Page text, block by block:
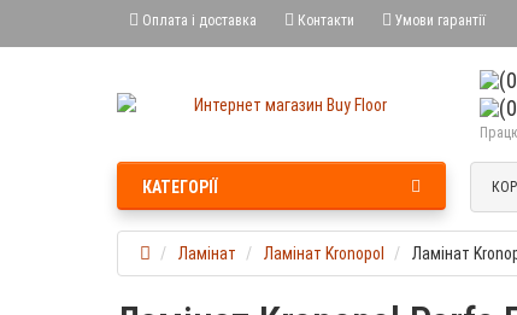
Оплата і доставка Контакти Умови гарантії
КАТЕГОРІЇ
Ламінат Ламінат Kronopol Ламінат